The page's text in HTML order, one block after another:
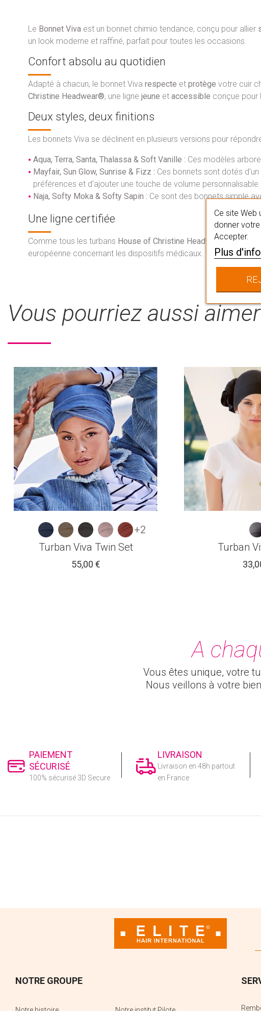
Le Bonnet Viva est un bonnet chimio tendance, conçu pour allier
un look moderne et raffiné, parfait pour toutes les occasions.
Confort absolu au quotidien
Adapté à chacun, le bonnet Viva respecte et protège votre cuir
Christine Headwear®, une ligne jeune et accessible conçue pour
Deux styles, deux finitions
Les bonnets Viva se déclinent en plusieurs versions pour
Aqua, Terra, Santa, Thalassa & Soft Vanille : Ces modèles
Mayfair, Sun Glow, Sunrise & Fizz : Ces bonnets sont dotés d'un
préférences et d'ajouter une touche de volume personnalisable.
Naja, Softy Moka & Softy Sapin : Ce sont des bonnets simple
Une ligne certifiée
Comme tous les turbans House of Christine Headwear®, le
européenne concernant les dispositifs médicaux.
Vous pourriez aussi aimer
+2
Turban Viva Twin Set
55,00 €
Turban
A
Vous êtes unique, votre
Nous veillons à votre
PAIEMENT
SÉCURISÉ
100% sécurisé 3D Secure
LIVRAISON
Livraison en 48h partout
en France
Ce site Web
donner
Accepter.
Plus
NOTRE GROUPE